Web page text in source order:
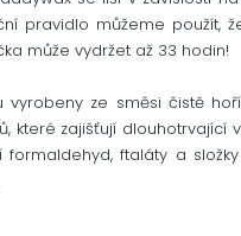
pravidlo můžeme použít,
může vydržet až 33 hodin!
vyrobeny ze směsi čistě
které zajišťují
formaldehyd, ftaláty a